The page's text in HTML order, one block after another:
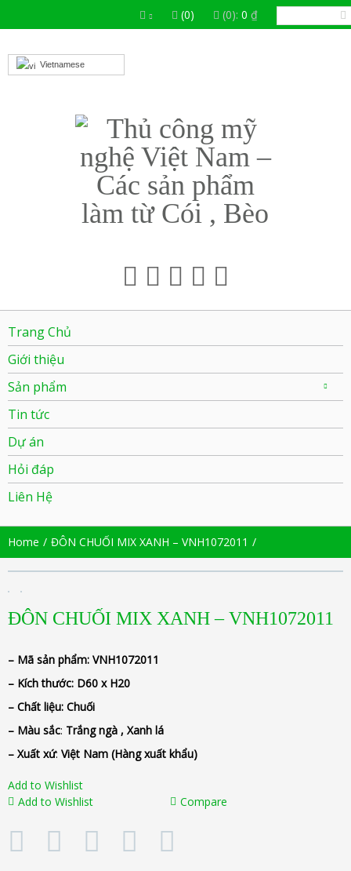
(0) (0): 0 ₫
Vietnamese
Trang Chủ
Giới thiệu
Sản phẩm
Tin tức
Dự án
Hỏi đáp
Liên Hệ
Home ĐÔN CHUỐI MIX XANH – VNH1072011
ĐÔN CHUỐI MIX XANH – VNH1072011
– Mã sản phẩm: VNH1072011
– Kích thước: D60 x H20
– Chất liệu: Chuối
– Màu sắc: Trắng ngà , Xanh lá
– Xuất xứ: Việt Nam (Hàng xuất khẩu)
Add to Wishlist
Add to Wishlist
Compare